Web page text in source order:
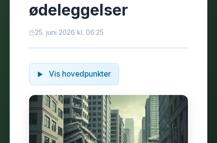
ødeleggelser
25. juni 2026 kl. 06:25
Vis hovedpunkter